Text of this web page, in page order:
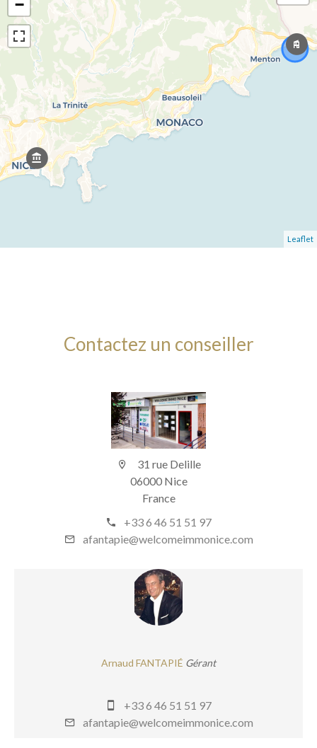
−
Leaflet
Contactez un conseiller
31 rue Delille
06000 Nice
France
+33 6 46 51 51 97
afantapie@welcomeimmonice.com
Arnaud FANTAPIÉ Gérant
+33 6 46 51 51 97
afantapie@welcomeimmonice.com